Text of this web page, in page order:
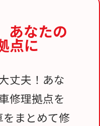
あなたの
点に
丈夫！あな
修理拠点を
まとめて修